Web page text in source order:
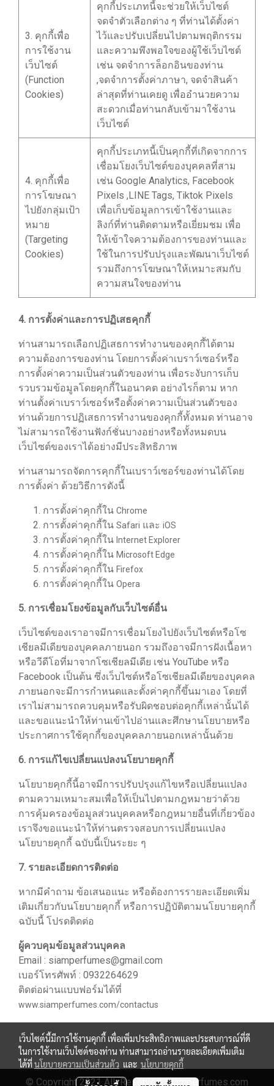
3. คุกกี้เพื่อ
การใช้งาน
เว็บไซต์
(Function
Cookies)
คุกกี้ประเภทนี้จะช่วยให้เว็บไซต์
จดจำตัวเลือกต่าง ๆ ที่ท่านได้ตั้งค่า
ไว้และปรับเปลี่ยนไปตามพฤติกรรม
และความพึงพอใจของผู้ใช้เว็บไซต์
เช่น จดจำการล็อกอินของท่าน
,จดจำการตั้งค่าภาษา, จดจำสินค้า
ล่าสุดที่ท่านเคยดู เพื่ออำนวยความ
สะดวกเมื่อท่านกลับเข้ามาใช้งาน
เว็บไซต์
4. คุกกี้เพื่อ
การโฆษณา
ไปยังกลุ่มเป้า
หมาย
(Targeting
Cookies)
คุกกี้ประเภทนี้เป็นคุกกี้ที่เกิดจากการ
เชื่อมโยงเว็บไซต์ของบุคคลที่สาม
เช่น Google Analytics, Facebook
Pixels ,LINE Tags, Tiktok Pixels
เพื่อเก็บข้อมูลการเข้าใช้งานและ
ลิงก์ที่ท่านติดตามหรือเยี่ยมชม เพื่อ
ให้เข้าใจความต้องการของท่านและ
ใช้ในการปรับปรุงและพัฒนาเว็บไซต์
รวมถึงการโฆษณาให้เหมาะสมกับ
ความสนใจของท่าน
4. การตั้งค่าและการปฏิเสธคุกกี้
ท่านสามารถเลือกปฏิเสธการทำงานของคุกกี้ได้ตาม
ความต้องการของท่าน โดยการตั้งค่าเบราว์เซอร์หรือ
การตั้งค่าความเป็นส่วนตัวของท่าน เพื่อระงับการเก็บ
รวบรวมข้อมูลโดยคุกกี้ในอนาคต อย่างไรก็ตาม หาก
ท่านตั้งค่าเบราว์เซอร์หรือตั้งค่าความเป็นส่วนตัวของ
ท่านด้วยการปฏิเสธการทำงานของคุกกี้ทั้งหมด ท่านอาจ
ไม่สามารถใช้งานฟังก์ชั่นบางอย่างหรือทั้งหมดบน
เว็บไซต์ของเราได้อย่างมีประสิทธิภาพ
ท่านสามารถจัดการคุกกี้ในเบราว์เซอร์ของท่านได้โดย
การตั้งค่า ด้วยวิธีการดังนี้
การตั้งค่าคุกกี้ใน Chrome
การตั้งค่าคุกกี้ใน Safari และ iOS
การตั้งค่าคุกกี้ใน Internet Explorer
การตั้งค่าคุกกี้ใน Microsoft Edge
การตั้งค่าคุกกี้ใน Firefox
การตั้งค่าคุกกี้ใน Opera
5. การเชื่อมโยงข้อมูลกับเว็บไซต์อื่น
เว็บไซต์ของเราอาจมีการเชื่อมโยงไปยังเว็บไซต์หรือโซ
เชียลมีเดียของบุคคลภายนอก รวมถึงอาจมีการฝังเนื้อหา
หรือวีดีโอที่มาจากโซเชียลมีเดีย เช่น YouTube หรือ
Facebook เป็นต้น ซึ่งเว็บไซต์หรือโซเชียลมีเดียของบุคคล
ภายนอกจะมีการกำหนดและตั้งค่าคุกกี้ขึ้นมาเอง โดยที่
เราไม่สามารถควบคุมหรือรับผิดชอบต่อคุกกี้เหล่านั้นได้
และขอแนะนำให้ท่านเข้าไปอ่านและศึกษานโยบายหรือ
ประกาศการใช้คุกกี้ของบุคคลภายนอกเหล่านั้นด้วย
6. การแก้ไขเปลี่ยนแปลงนโยบายคุกกี้
นโยบายคุกกี้นี้อาจมีการปรับปรุงแก้ไขหรือเปลี่ยนแปลง
ตามความเหมาะสมเพื่อให้เป็นไปตามกฎหมายว่าด้วย
การคุ้มครองข้อมูลส่วนบุคคลหรือกฎหมายอื่นที่เกี่ยวข้อง
เราจึงขอแนะนำให้ท่านตรวจสอบการเปลี่ยนแปลง
นโยบายคุกกี้ ฉบับนี้เป็นระยะ ๆ
7. รายละเอียดการติดต่อ
หากมีคำถาม ข้อเสนอแนะ หรือต้องการรายละเอียดเพิ่ม
เติมเกี่ยวกับนโยบายคุกกี้ หรือการปฏิบัติตามนโยบายคุกกี้
ฉบับนี้ โปรดติดต่อ
ผู้ควบคุมข้อมูลส่วนบุคคล
Email : siamperfumes@gmail.com
เบอร์โทรศัพท์ : 0932264629
ติดต่อผ่านแบบฟอร์มได้ที่
www.siamperfumes.com/contactus
© Copyright 2021 All Reserved. siamperfumes.com
เว็บไซต์นี้มีการใช้งานคุกกี้ เพื่อเพิ่มประสิทธิภาพและประสบการณ์ที่ดี
ในการใช้งานเว็บไซต์ของท่าน ท่านสามารถอ่านรายละเอียดเพิ่มเติม
ได้ที่นโยบายความเป็นส่วนตัว และ นโยบายคุกกี้